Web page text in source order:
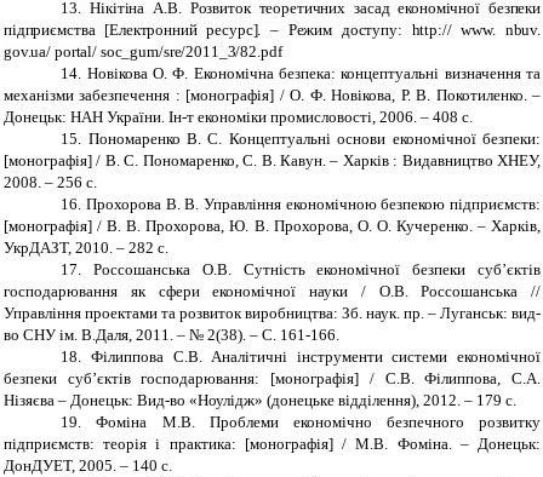
13. Нікітіна А.В. Розвиток теоретичних засад економічної безпеки
підприємства [Електронний ресурс]. – Режим доступу: http:// www. nbuv.
gov.ua/ portal/ soc_gum/sre/2011_3/82.pdf
14. Новікова О. Ф. Економічна безпека: концептуальні визначення та
механізми забезпечення : [монографія] / О. Ф. Новікова, Р. В. Покотиленко. –
Донецьк: НАН України. Ін-т економіки промисловості, 2006. – 408 с.
15. Пономаренко В. С. Концептуальні основи економічної безпеки:
[монографія] / В. С. Пономаренко, С. В. Кавун. – Харків : Видавництво ХНЕУ,
2008. – 256 с.
16. Прохорова В. В. Управління економічною безпекою підприємств:
[монографія] / В. В. Прохорова, Ю. В. Прохорова, О. О. Кучеренко. – Харків,
УкрДАЗТ, 2010. – 282 с.
17. Россошанська О.В. Сутність економічної безпеки суб’єктів
господарювання як сфери економічної науки / О.В. Россошанська //
Управління проектами та розвиток виробництва: Зб. наук. пр. – Луганськ: вид-
во СНУ ім. В.Даля, 2011. – № 2(38). – С. 161-166.
18. Філиппова С.В. Аналітичні інструменти системи економічної
безпеки суб’єктів господарювання: [монографія] / С.В. Філиппова, С.А.
Нізяєва – Донецьк: Вид-во «Ноулідж» (донецьке відділення), 2012. – 179 с.
19. Фоміна М.В. Проблеми економічно безпечного розвитку
підприємств: теорія і практика: [монографія] / М.В. Фоміна. – Донецьк:
ДонДУЕТ, 2005. – 140 с.